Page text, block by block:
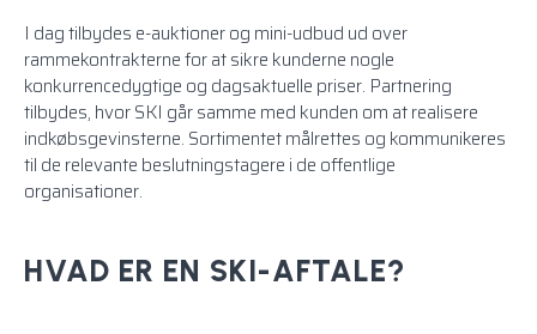
I dag tilbydes e-auktioner og mini-udbud ud over
rammekontrakterne for at sikre kunderne nogle
konkurrencedygtige og dagsaktuelle priser. Partnering
tilbydes, hvor SKI går samme med kunden om at realisere
indkøbsgevinsterne. Sortimentet målrettes og kommunikeres
til de relevante beslutningstagere i de offentlige
organisationer.
HVAD ER EN SKI-AFTALE?